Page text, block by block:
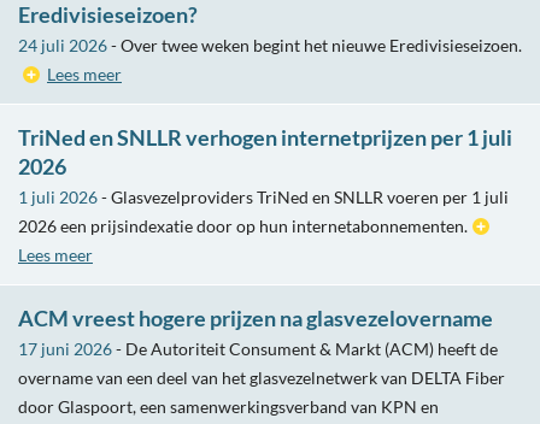
Eredivisieseizoen?
24 juli 2026- Over twee weken begint het nieuwe Eredivisieseizoen.
Lees meer
TriNed en SNLLR verhogen internetprijzen per 1 juli
2026
1 juli 2026- Glasvezelproviders TriNed en SNLLR voeren per 1 juli
2026 een prijsindexatie door op hun internetabonnementen.
Lees meer
ACM vreest hogere prijzen na glasvezelovername
17 juni 2026- De Autoriteit Consument & Markt (ACM) heeft de
overname van een deel van het glasvezelnetwerk van DELTA Fiber
door Glaspoort, een samenwerkingsverband van KPN en